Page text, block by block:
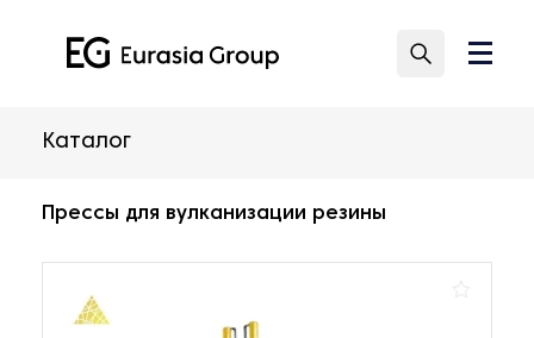
Каталог
Прессы для вулканизации резины